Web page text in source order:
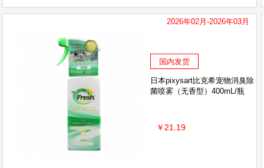
2026年02月-2026年03月
国内发货
日本pixysart比克希宠物消臭除
菌喷雾（无香型）400mL/瓶
￥21.19